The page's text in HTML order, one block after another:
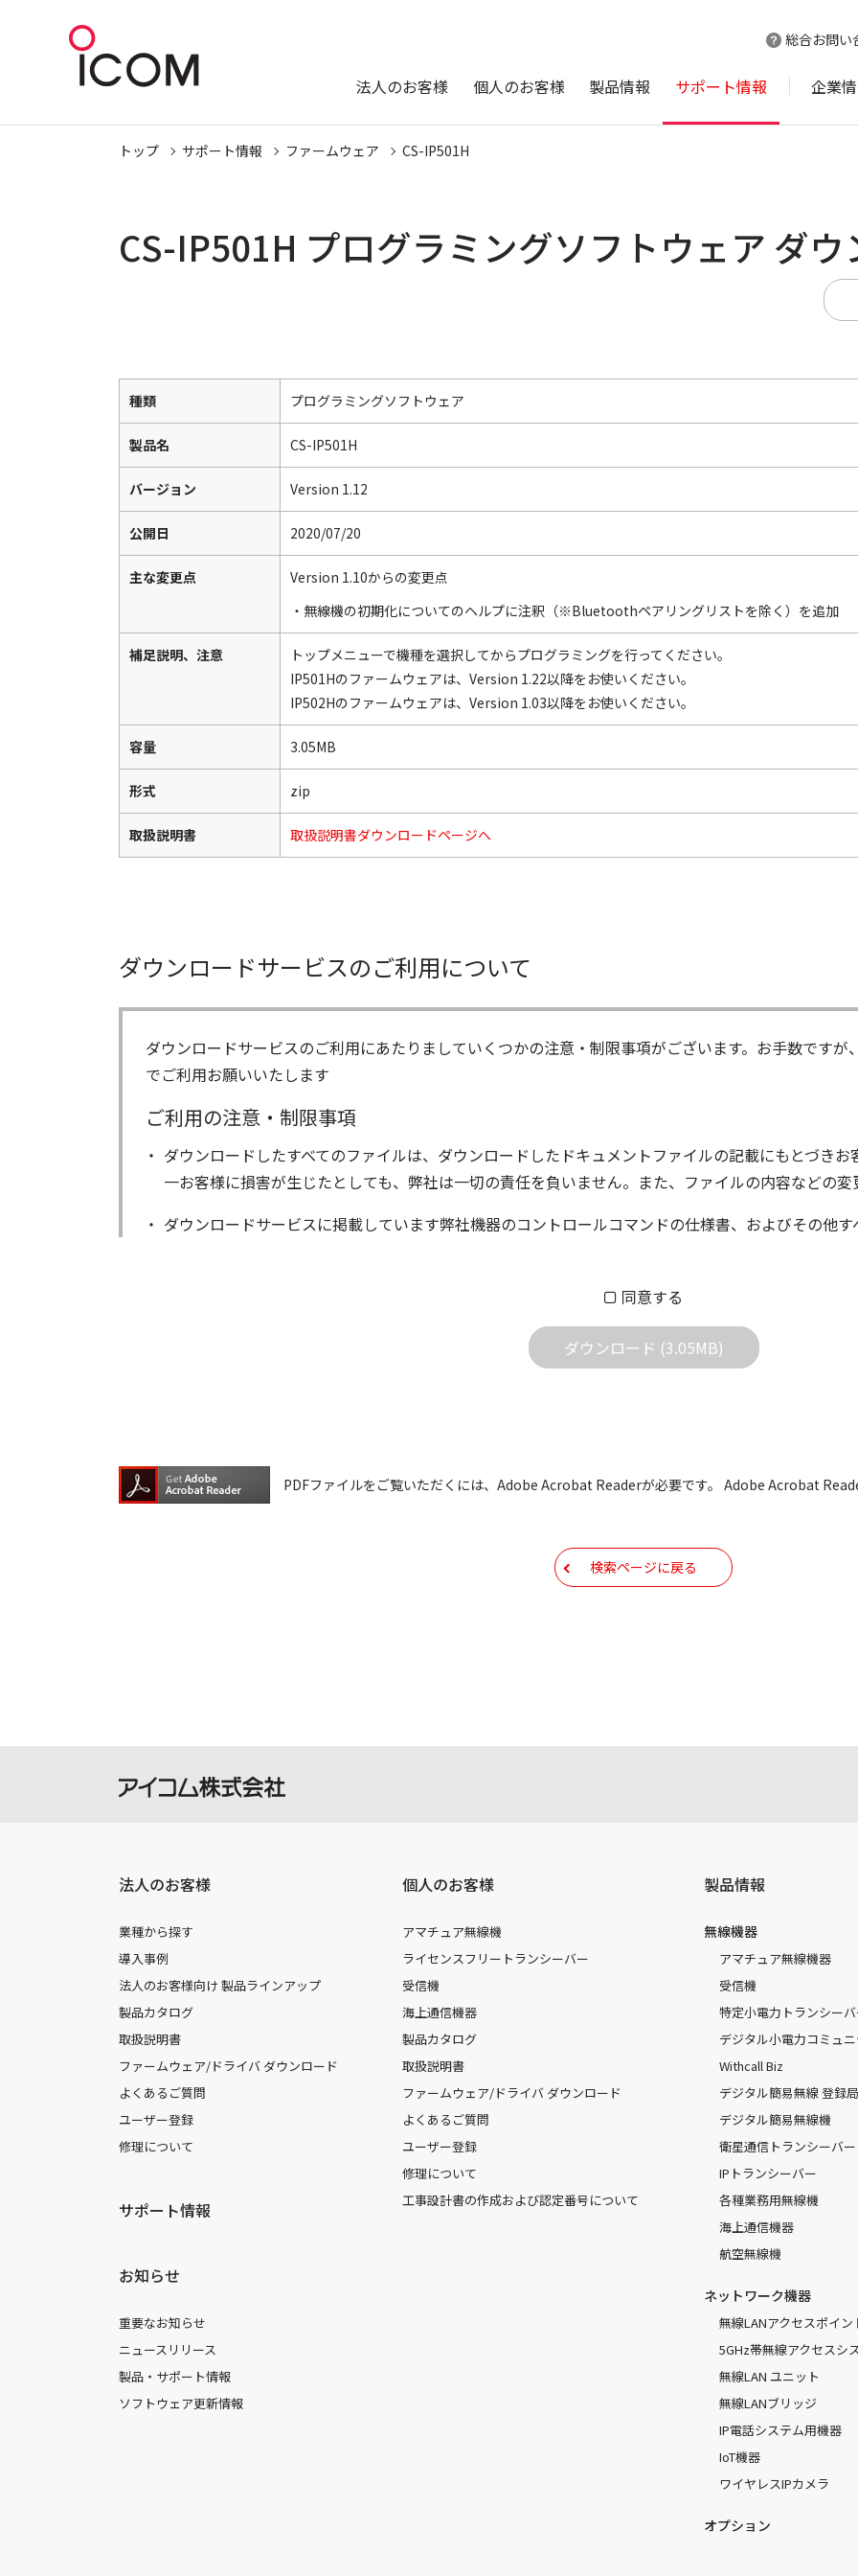
総合お問い
法人のお客様 個人のお客様 製品情報 サポート情報 企業
トップ サポート情報 ファームウェア CS-IP501H
CS-IP501H プログラミングソフトウェア ダウ
種類 プログラミングソフトウェア
製品名 CS-IP501H
バージョン Version 1.12
公開日 2020/07/20
主な変更点
Version 1.10からの変更点
・無線機の初期化についてのヘルプに注釈（※Bluetoothペアリングリストを除く）を追加
補足説明、注意
トップメニューで機種を選択してからプログラミングを行ってください。
IP501Hのファームウェアは、Version 1.22以降をお使いください。
IP502Hのファームウェアは、Version 1.03以降をお使いください。
容量 3.05MB
形式 zip
取扱説明書 取扱説明書ダウンロードページへ
ダウンロードサービスのご利用について
ダウンロードサービスのご利用にあたりましていくつかの注意・制限事項がございます。お手数です
でご利用お願いいたします
ご利用の注意・制限事項
ダウンロードしたすべてのファイルは、ダウンロードしたドキュメントファイルの記載にもとづき
一お客様に損害が生じたとしても、弊社は一切の責任を負いません。また、ファイルの内容などの変
ダウンロードサービスに掲載しています弊社機器のコントロールコマンドの仕様書、およびその他
ファイルの内容は、製品の仕様変更などで予告なく改良及び変更される場合があります。
ウェアデータの書換は、保証期間中でも有償修理となります。あらかじめご了承ください
本サービスは、予告なく中止または内容を変更する場合がございます。あらかじめご了承ください。
同意する
ダウンロード (3.05MB)
PDFファイルをご覧いただくには、Adobe Acrobat Readerが必要です。 Adobe Acrobat
検索ページに戻る
法人のお客様
業種から探す
導入事例
法人のお客様向け 製品ラインアップ
製品カタログ
取扱説明書
ファームウェア/ドライバ ダウンロード
よくあるご質問
ユーザー登録
修理について
サポート情報
お知らせ
重要なお知らせ
ニュースリリース
製品・サポート情報
ソフトウェア更新情報
個人のお客様
アマチュア無線機
ライセンスフリートランシーバー
受信機
海上通信機器
製品カタログ
取扱説明書
ファームウェア/ドライバ ダウンロード
よくあるご質問
ユーザー登録
修理について
工事設計書の作成および認定番号について
製品情報
無線機器
アマチュア無線機器
受信機
特定小電力トランシー
デジタル小電力コミュ
Withcall Biz
デジタル簡易無線 登録
デジタル簡易無線機
衛星通信トランシーバー
IPトランシーバー
各種業務用無線機
海上通信機器
航空無線機
ネットワーク機器
無線LANアクセスポイン
5GHz帯無線アクセスシ
無線LAN ユニット
無線LANブリッジ
IP電話システム用機器
IoT機器
ワイヤレスIPカメラ
オプション